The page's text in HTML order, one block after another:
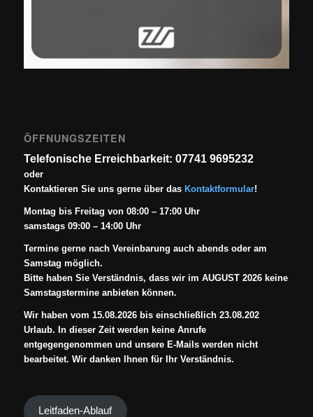
ÖFFNUNGSZEITEN
Telefonische Erreichbarkeit: 07741 9695232
oder
Kontaktieren Sie uns gerne über das Kontaktformular!
Montag bis Freitag von 08:00 – 17:00 Uhr
samstags 09:00 – 14:00 Uhr
Termine gerne nach Vereinbarung auch abends oder am
Samstag möglich.
Bitte haben Sie Verständnis, dass wir im AUGUST 2026 keine
Samstagstermine anbieten können.
Wir haben vom 15.08.2026 bis einschließlich 23.08.202
Urlaub. In dieser Zeit werden keine Anrufe
entgegengenommen und unsere E-Mails werden nicht
bearbeitet. Wir danken Ihnen für Ihr Verständnis.
Leitfaden-Ablauf